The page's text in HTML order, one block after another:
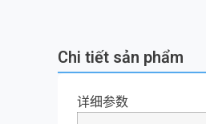
Chi tiết sản phẩm
详细参数